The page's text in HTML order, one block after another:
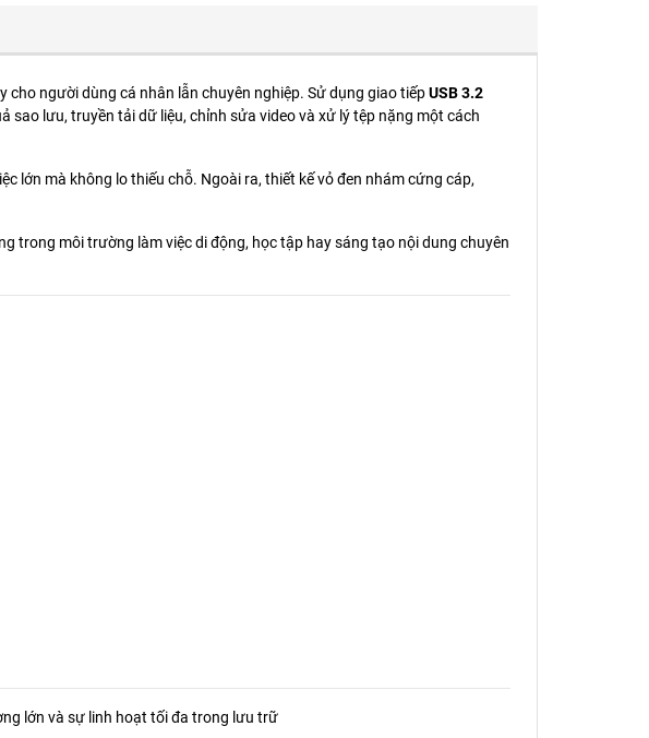
người dùng cá nhân lẫn chuyên nghiệp. Sử dụng giao tiếpUSB 3.2
sao lưu, truyền tải dữ liệu, chỉnh sửa video và xử lý tệp nặng một cách
lớn mà không lo thiếu chỗ. Ngoài ra, thiết kế vỏ đen nhám cứng cáp,
trong môi trường làm việc di động, học tập hay sáng tạo nội dung chuyên
lớn và sự linh hoạt tối đa trong lưu trữ